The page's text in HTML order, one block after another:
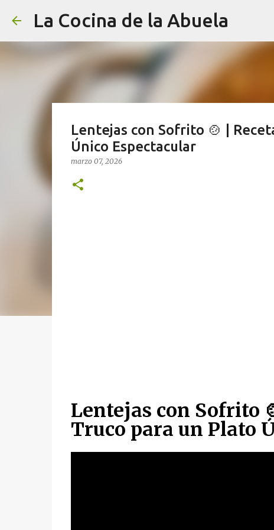
La Cocina de la Abuela
Lentejas con Sofrito 🍲 |
Único Espectacular
marzo 07, 2026
Lentejas con Sofrito
Truco para un Plato